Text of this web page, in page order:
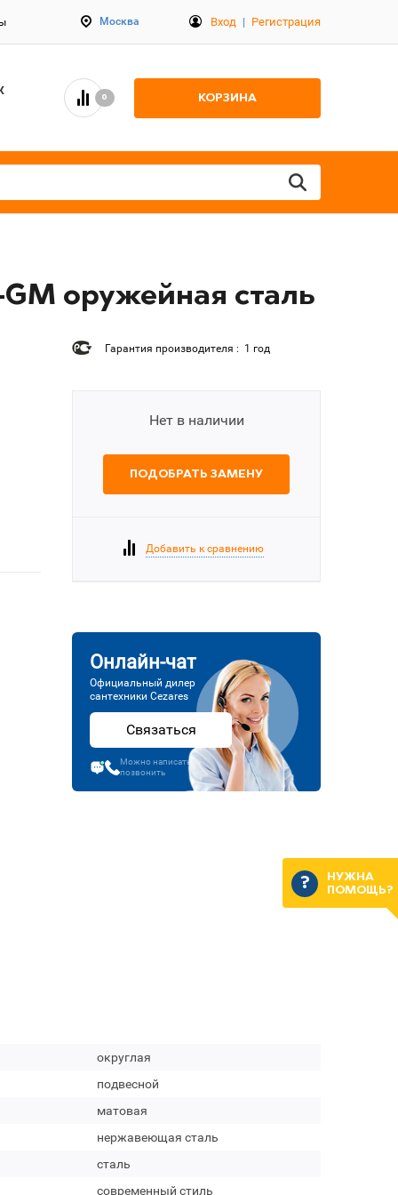
Москва Вход | Регистрация
0 КОРЗИНА
оружейная сталь
Гарантия производителя : 1 год
Нет в наличии
ПОДОБРАТЬ ЗАМЕНУ
Добавить к сравнению
Онлайн-чат
Официальный дилер
сантехники Cezares
Связаться
Можно написать или
позвонить
округлая
подвесной
матовая
нержавеющая сталь
сталь
современный стиль
НУЖНА
ПОМОЩЬ?